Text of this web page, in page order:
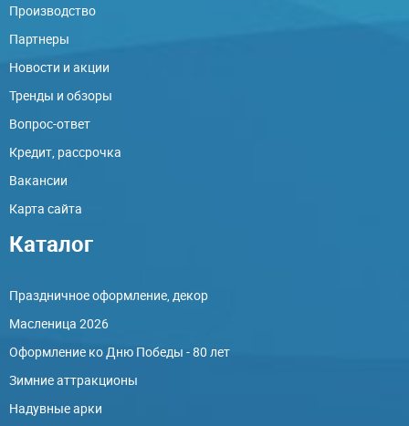
Производство
Партнеры
Новости и акции
Тренды и обзоры
Вопрос-ответ
Кредит, рассрочка
Вакансии
Карта сайта
Каталог
Праздничное оформление, декор
Масленица 2026
Оформление ко Дню Победы - 80 лет
Зимние аттракционы
Надувные арки